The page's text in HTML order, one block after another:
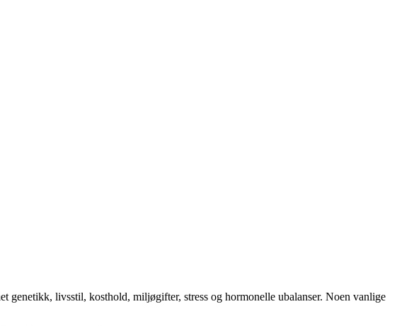
genetikk, livsstil, kosthold, miljøgifter, stress og hormonelle ubalanser. Noen vanlige